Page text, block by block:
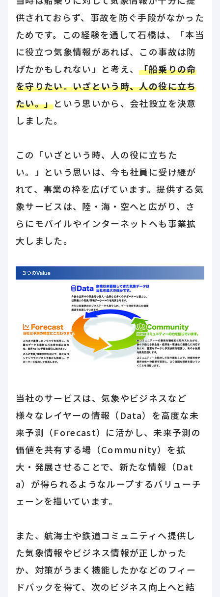
供されておらず、事故を防ぐ手段がなかった
ためです。この経験を通して石橋は、「本当
に役立つ気象情報があれば、この事故は防
げたかもしれない」と考え、「船乗りの命
を守りたい。いざという時、人の役に立ち
たい。」という思いから、会社設立を決意
しました。
この「いざという時、人の役に立ちた
い。」という思いは、今も社員に受け継が
れて、事業の枠を広げています。提供する気
象サービスは、陸・海・空へと広がり、さ
らにモバイルやインターネットへも事業拡
大しました。
当社のサービスは、気象やビジネスなど
様々なレイヤーの情報（Data）を高度な未
来予測（Forecast）に活かし、未来予測の
価値を共有する場（Community）を拡
大・発展させることで、新たな情報（Dat
a）が得られるようなループするバリューチ
ェーンを描いています。
また、航海士や鉄道コミュニティへ提供し
た気象情報やビジネス情報が正しかった
か、対策がうまく機能したかなどのフィー
ドバックを得て、次のビジネス向上へと結